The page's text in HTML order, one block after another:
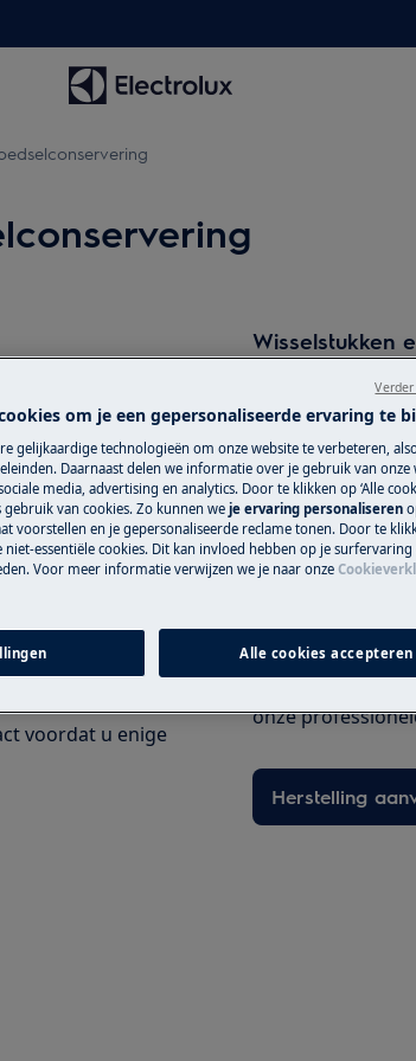
van uw
voordat u enige
Wisselstukken
Vind originele
onze webshop
Koop
Maak een
gekwalificeerde
onze
Herstelling
om je een gepersonaliseerde ervaring te
gelijkaardige technologieën om onze website te verbeteren,
Daarnaast delen we informatie over je gebruik van onze
media, advertising en analytics. Door te klikken op ‘Alle
gebruik van cookies. Zo kunnen weje ervaring personaliseren
voorstellen en je gepersonaliseerde reclame tonen. Door te
niet-essentiële cookies. Dit kan invloed hebben op je
Voor meer informatie verwijzen we je naar onze
Alle cookies accepteren